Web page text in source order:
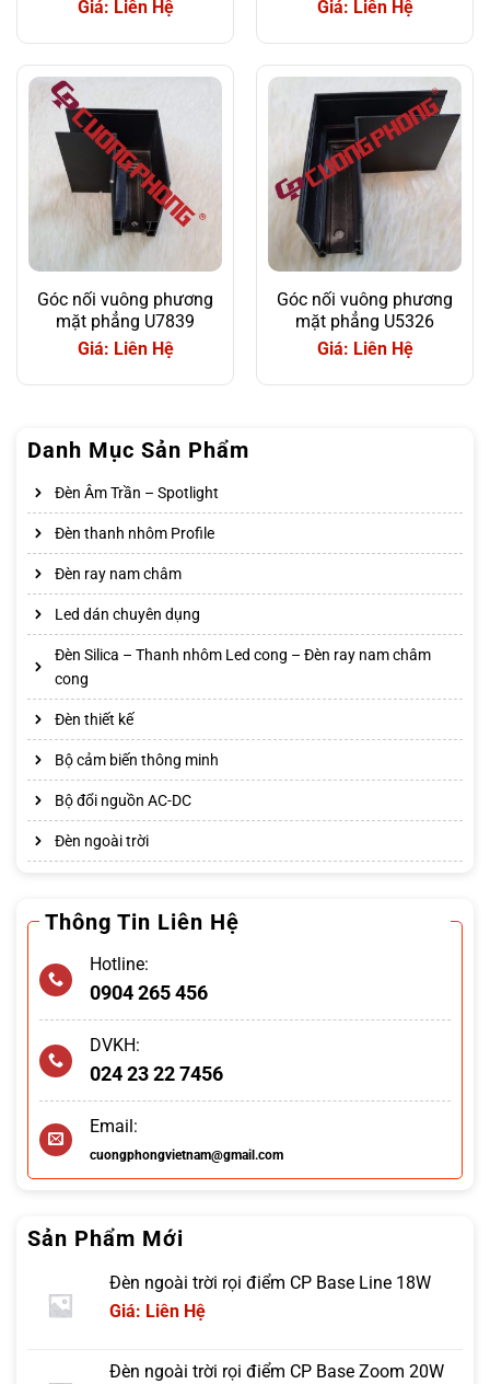
Giá: Liên Hệ Giá: Liên Hệ
Góc nối vuông phương
mặt phẳng U7839
Giá: Liên Hệ
Góc nối vuông phương
mặt phẳng U5326
Giá: Liên Hệ
Danh Mục Sản Phẩm
Đèn Âm Trần – Spotlight
Đèn thanh nhôm Profile
Đèn ray nam châm
Led dán chuyên dụng
Đèn Silica – Thanh nhôm Led cong – Đèn ray nam châm
cong
Đèn thiết kế
Bộ cảm biến thông minh
Bộ đổi nguồn AC-DC
Đèn ngoài trời
Thông Tin Liên Hệ
Hotline:
0904 265 456
DVKH:
024 23 22 7456
Email:
cuongphongvietnam@gmail.com
Sản Phẩm Mới
Đèn ngoài trời rọi điểm CP Base Line 18W
Giá: Liên Hệ
Đèn ngoài trời rọi điểm CP Base Zoom 20W